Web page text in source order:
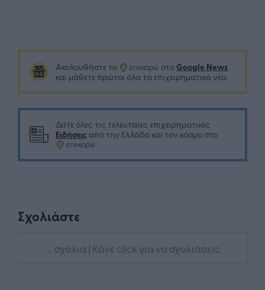
Ακολουθήστε το στο Google News
και μάθετε πρώτοι όλα τα επιχειρηματικά νέα
Δείτε όλες τις τελευταίες επιχειρηματικές
Ειδήσεις από την Ελλάδα και τον κόσμο στο
Σχολιάστε
... σχόλια | Κάνε click για να σχολιάσεις